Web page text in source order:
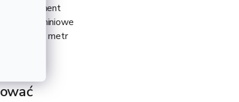
element
Aluminiowe
na 1 metr